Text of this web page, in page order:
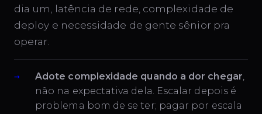
dia um, latência de rede, complexidade de
deploy e necessidade de gente sênior pra
operar.
Adote complexidade quando a dor chegar,
não na expectativa dela. Escalar depois é
problema bom de se ter; pagar por escala